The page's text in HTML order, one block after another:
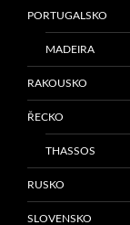
PORTUGALSKO
MADEIRA
RAKOUSKO
ŘECKO
THASSOS
RUSKO
SLOVENSKO